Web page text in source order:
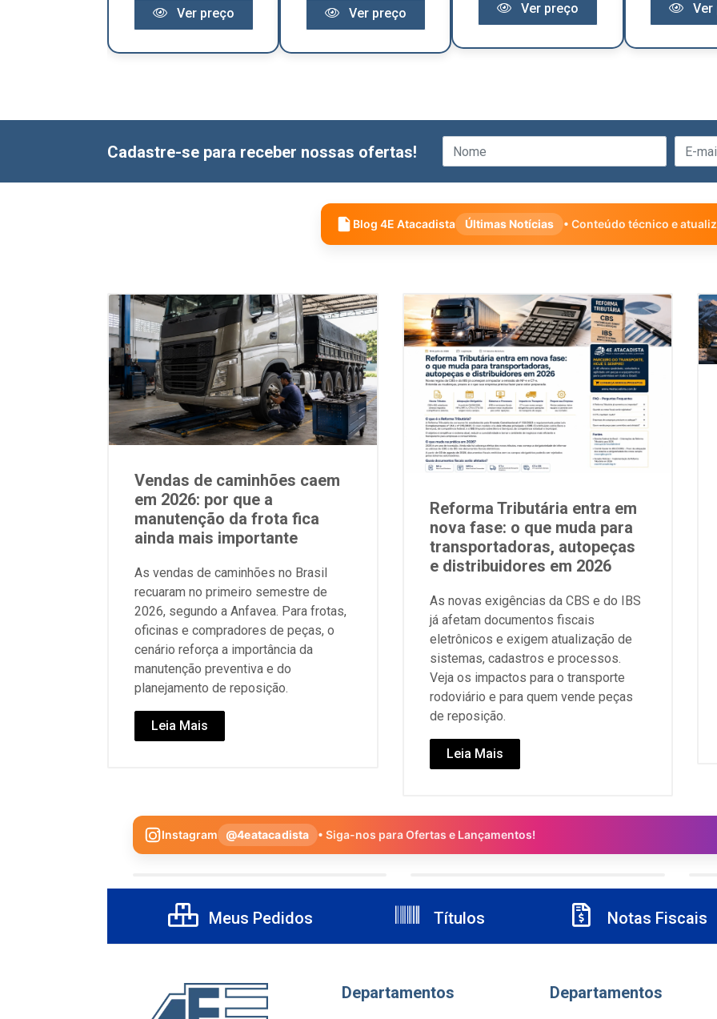
Ver preço Ver preço Ver preço Ver
Cadastre-se para receber nossas ofertas!
Blog 4E Atacadista Últimas Notícias • Conteúdo técnico e
Vendas de caminhões caem
em 2026: por que a
manutenção da frota fica
ainda mais importante
As vendas de caminhões no Brasil
recuaram no primeiro semestre de
2026, segundo a Anfavea. Para frotas,
oficinas e compradores de peças, o
cenário reforça a importância da
manutenção preventiva e do
planejamento de reposição.
Leia Mais
Reforma Tributária entra em
nova fase: o que muda para
transportadoras, autopeças
e distribuidores em 2026
As novas exigências da CBS e do IBS
já afetam documentos fiscais
eletrônicos e exigem atualização de
sistemas, cadastros e processos.
Veja os impactos para o transporte
rodoviário e para quem vende peças
de reposição.
Leia Mais
Instagram @4eatacadista • Siga-nos para Ofertas e Lançamentos!
Meus Pedidos Títulos Notas Fiscais
Departamentos Departamentos